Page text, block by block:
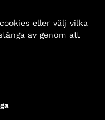
eller välj vilka
av genom att